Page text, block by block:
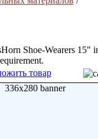
Shoe-Wearers 15"
товар
336x280 banner